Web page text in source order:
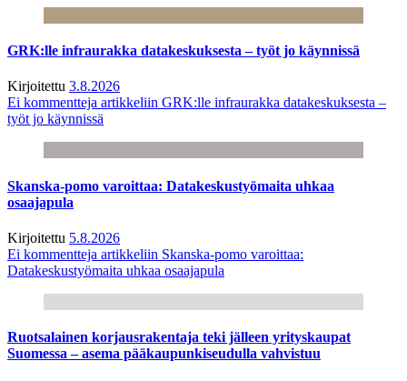
GRK:lle infraurakka datakeskuksesta – työt jo käynnissä
Kirjoitettu 3.8.2026
Ei kommentteja artikkeliin GRK:lle infraurakka datakeskuksesta –
työt jo käynnissä
Skanska-pomo varoittaa: Datakeskustyömaita uhkaa
osaajapula
Kirjoitettu 5.8.2026
Ei kommentteja artikkeliin Skanska-pomo varoittaa:
Datakeskustyömaita uhkaa osaajapula
Ruotsalainen korjausrakentaja teki jälleen yrityskaupat
Suomessa – asema pääkaupunkiseudulla vahvistuu